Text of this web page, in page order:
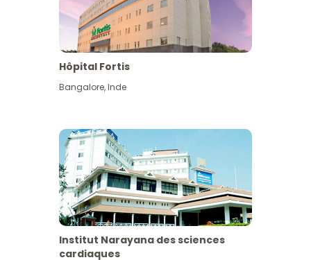
Hôpital Fortis
Bangalore,Inde
Institut Narayana des sciences
cardiaques